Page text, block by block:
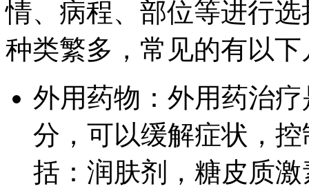
情、病程、部位等进行
种类繁多，常见的有以下
外用药物：外用药治
分，可以缓解症状，
括：润肤剂，糖皮质